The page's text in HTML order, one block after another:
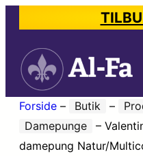
Forside – Butik –
Damepunge
–
damepung Natur/